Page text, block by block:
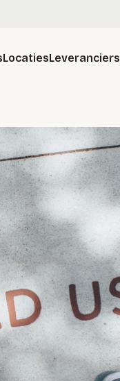
LocatiesLeveranciers